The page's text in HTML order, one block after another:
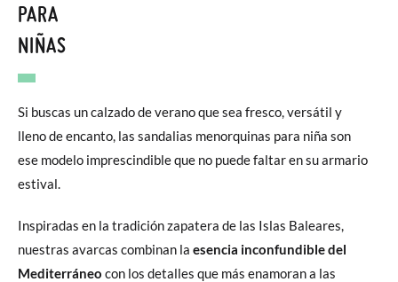
PARA
NIÑAS
Si buscas un calzado de verano que sea fresco, versátil y
lleno de encanto, las sandalias menorquinas para niña son
ese modelo imprescindible que no puede faltar en su armario
estival.
Inspiradas en la tradición zapatera de las Islas Baleares,
nuestras avarcas combinan la esencia inconfundible del
Mediterráneo con los detalles que más enamoran a las